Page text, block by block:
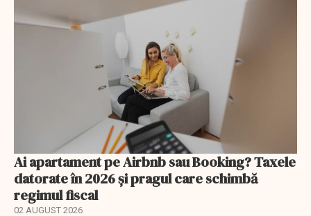
Ai apartament pe Airbnb sau Booking? Taxele
datorate în 2026 și pragul care schimbă
regimul fiscal
02 AUGUST 2026